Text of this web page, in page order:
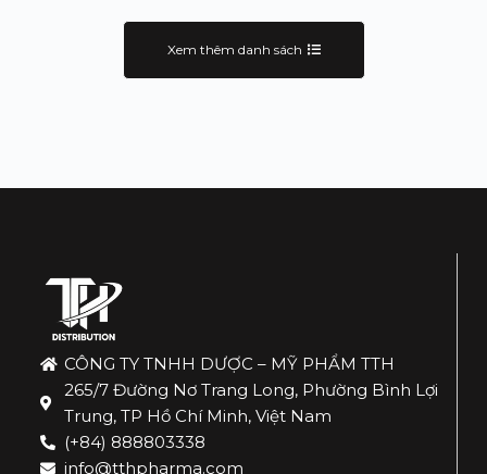
Xem thêm danh sách
CÔNG TY TNHH DƯỢC – MỸ PHẨM TTH
265/7 Đường Nơ Trang Long, Phường Bình Lợi
Trung, TP Hồ Chí Minh, Việt Nam
(+84) 888803338
info@tthpharma.com